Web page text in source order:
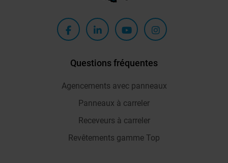
Questions fréquentes
Agencements avec panneaux
Panneaux à carreler
Receveurs à carreler
Revêtements gamme Top